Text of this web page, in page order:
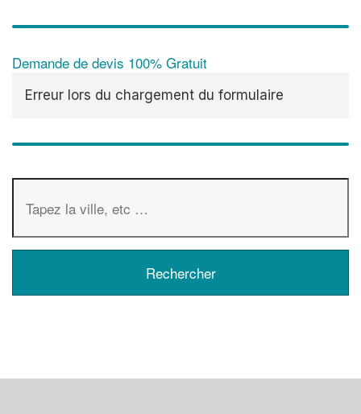
Demande de devis 100% Gratuit
Erreur lors du chargement du formulaire